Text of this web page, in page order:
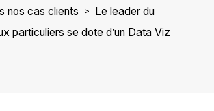
nos cas clients
Le leader du
particuliers se dote d’un Data Viz